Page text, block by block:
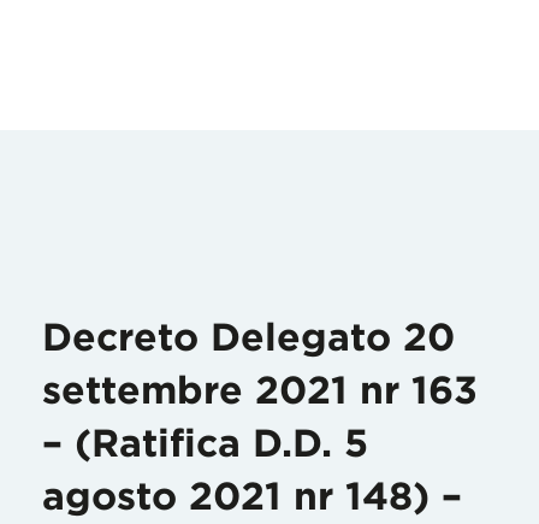
Decreto Delegato 20
settembre 2021 nr 163
– (Ratifica D.D. 5
agosto 2021 nr 148) –